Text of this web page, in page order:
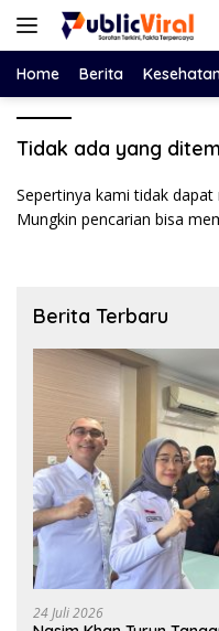
Langsung
Home Berita
Tidak ada yang
Sepertinya kami tidak
Mungkin pencarian bisa
Berita Terbaru
24 Juli 2026